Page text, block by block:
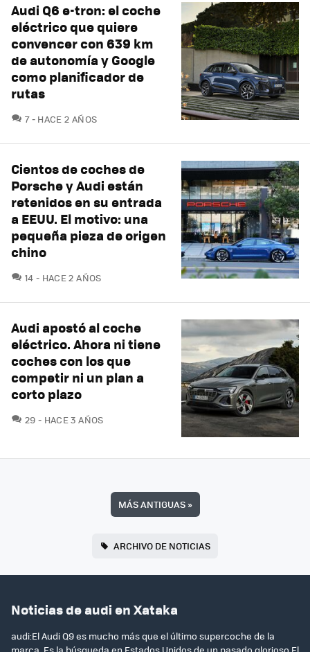
Audi Q6 e-tron: el coche
eléctrico que quiere
convencer con 639 km
de autonomía y Google
como planificador de
rutas
7COMENTARIOS
HACE 2 AÑOS
Cientos de coches de
Porsche y Audi están
retenidos en su entrada
a EEUU. El motivo: una
pequeña pieza de origen
chino
14 COMENTARIOS
HACE 2 AÑOS
Audi apostó al coche
eléctrico. Ahora ni tiene
coches con los que
competir ni un plan a
corto plazo
29 COMENTARIOS
HACE 3 AÑOS
MÁS ANTIGUAS»
ARCHIVO DE NOTICIAS
Noticias de audi en Xataka
audi:El Audi Q9 es mucho más que el último supercoche de la